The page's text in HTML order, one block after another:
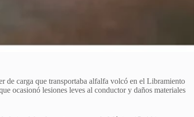
de carga que transportaba alfalfa volcó en el Libramiento
ocasionó lesiones leves al conductor y daños materiales